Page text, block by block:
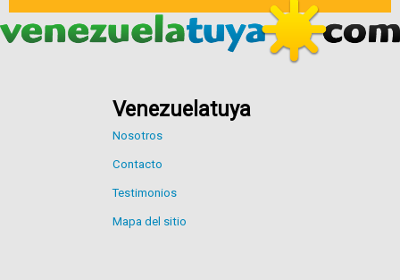
Venezuelatuya
Nosotros
Contacto
Testimonios
Mapa del sitio